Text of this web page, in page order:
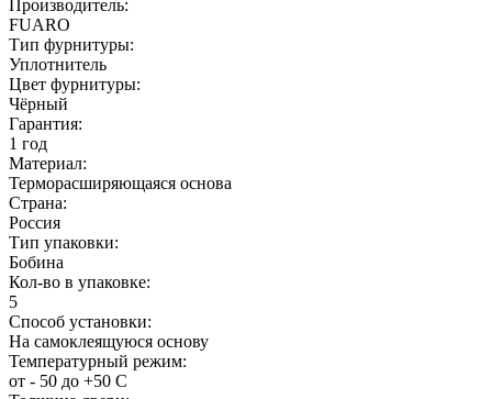
Производитель:
FUARO
Тип фурнитуры:
Уплотнитель
Цвет фурнитуры:
Чёрный
Гарантия:
1 год
Материал:
Терморасширяющаяся основа
Страна:
Россия
Тип упаковки:
Бобина
Кол-во в упаковке:
5
Способ установки:
На самоклеящуюся основу
Температурный режим:
от - 50 до +50 С